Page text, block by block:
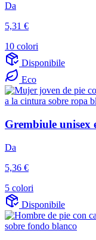
Da
5,31 €
10 colori
Disponibile
Eco
Grembiule unisex
Da
5,36 €
5 colori
Disponibile